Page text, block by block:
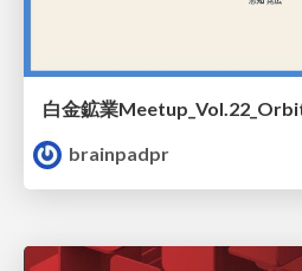
brainpadpr